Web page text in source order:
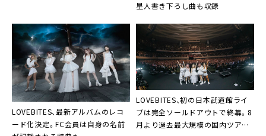
星人書き下ろし曲も収録
LOVEBITES、最新アルバムのレコ
ード化決定。FC会員は自身の名前
LOVEBITES、初の日本武道館ライ
ブは完全ソールドアウトで終幕。8
月より過去最大規模の国内ツアー